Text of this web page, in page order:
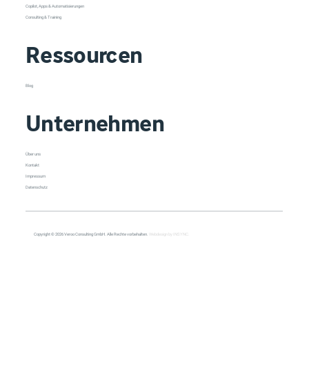
Copyright © 2026 Veroo Consulting GmbH. Alle Rechte vorbehalten. Webdesign by INSYNC.
Copilot, Apps & Automatisierungen
Consulting & Training
Unternehmen
Über uns
Kontakt
Impressum
Datenschutz
Ressourcen
Blog